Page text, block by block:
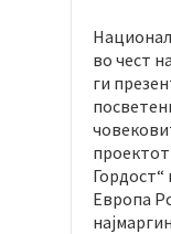
во чест
ги
Европа